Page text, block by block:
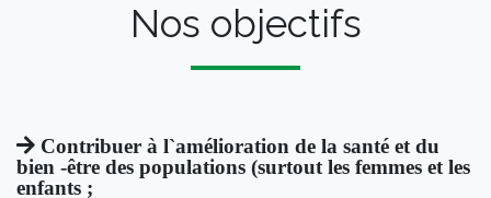
Nos objectifs
Contribuer à l`amélioration de la santé et du
bien -être des populations (surtout les femmes et les
enfants ;